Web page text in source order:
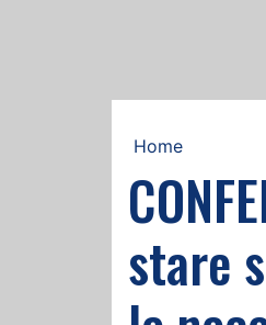
Home
stare